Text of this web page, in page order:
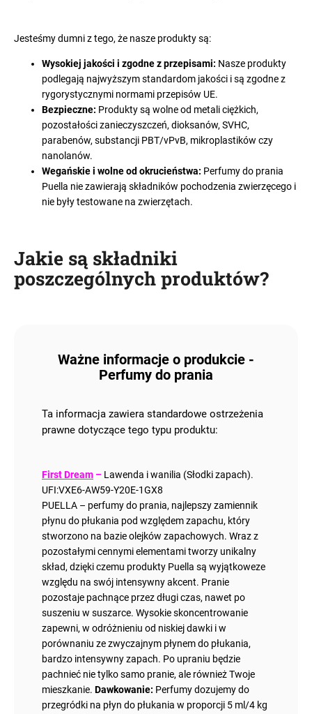
Jesteśmy dumni z tego, że nasze produkty są:
Wysokiej jakości i zgodne z przepisami: Nasze produkty
podlegają najwyższym standardom jakości i są zgodne z
rygorystycznymi normami przepisów UE.
Bezpieczne: Produkty są wolne od metali ciężkich,
pozostałości zanieczyszczeń, dioksanów, SVHC,
parabenów, substancji PBT/vPvB, mikroplastików czy
nanolanów.
Wegańskie i wolne od okrucieństwa: Perfumy do prania
Puella nie zawierają składników pochodzenia zwierzęcego i
nie były testowane na zwierzętach.
Jakie są składniki
poszczególnych produktów?
Ważne informacje o produkcie -
Perfumy do prania
Ta informacja zawiera standardowe ostrzeżenia
prawne dotyczące tego typu produktu:
First Dream – Lawenda i wanilia (Słodki zapach).
UFI:VXE6-AW59-Y20E-1GX8
PUELLA – perfumy do prania, najlepszy zamiennik
płynu do płukania pod względem zapachu, który
stworzono na bazie olejków zapachowych. Wraz z
pozostałymi cennymi elementami tworzy unikalny
skład, dzięki czemu produkty Puella są wyjątkoweze
względu na swój intensywny akcent. Pranie
pozostaje pachnące przez długi czas, nawet po
suszeniu w suszarce. Wysokie skoncentrowanie
zapewni, w odróżnieniu od niskiej dawki i w
porównaniu ze zwyczajnym płynem do płukania,
bardzo intensywny zapach. Po upraniu będzie
pachnieć nie tylko samo pranie, ale również Twoje
mieszkanie. Dawkowanie: Perfumy dozujemy do
przegródki na płyn do płukania w proporcji 5 ml/4 kg